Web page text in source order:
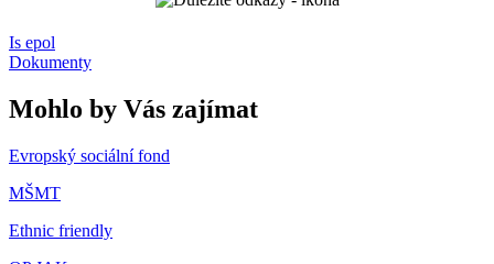
Is epol
Dokumenty
Mohlo by Vás zajímat
Evropský sociální fond
MŠMT
Ethnic friendly